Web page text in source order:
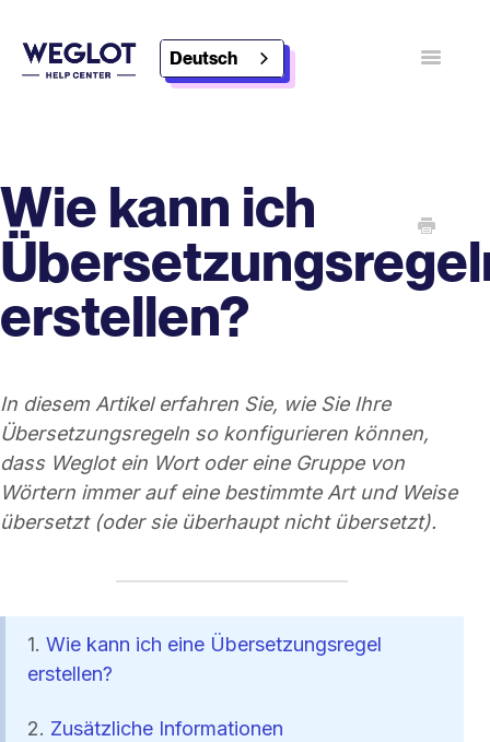
Deutsch
Wie kann ich
erstellen?
In diesem Artikel erfahren Sie, wie Sie Ihre
Übersetzungsregeln so konfigurieren können,
dass Weglot ein Wort oder eine Gruppe von
Wörtern immer auf eine bestimmte Art und Weise
übersetzt (oder sie überhaupt nicht übersetzt).
1. Wie kann ich eine Übersetzungsregel
erstellen?
2. Zusätzliche Informationen